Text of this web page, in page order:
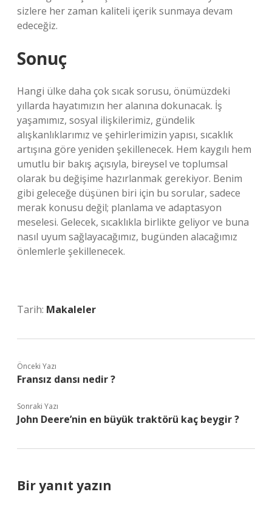
sizlere her zaman kaliteli içerik sunmaya devam
edeceğiz.
Sonuç
Hangi ülke daha çok sıcak sorusu, önümüzdeki
yıllarda hayatımızın her alanına dokunacak. İş
yaşamımız, sosyal ilişkilerimiz, gündelik
alışkanlıklarımız ve şehirlerimizin yapısı, sıcaklık
artışına göre yeniden şekillenecek. Hem kaygılı hem
umutlu bir bakış açısıyla, bireysel ve toplumsal
olarak bu değişime hazırlanmak gerekiyor. Benim
gibi geleceğe düşünen biri için bu sorular, sadece
merak konusu değil; planlama ve adaptasyon
meselesi. Gelecek, sıcaklıkla birlikte geliyor ve buna
nasıl uyum sağlayacağımız, bugünden alacağımız
önlemlerle şekillenecek.
Tarih: Makaleler
Önceki Yazı
Fransız dansı nedir ?
Sonraki Yazı
John Deere’nin en büyük traktörü kaç beygir ?
Bir yanıt yazın